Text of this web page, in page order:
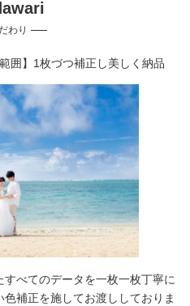
・着物
わり
囲】1枚づつ補正し美しく納品
べてのデータを一枚一枚丁寧に
補正を施してお渡ししておりま